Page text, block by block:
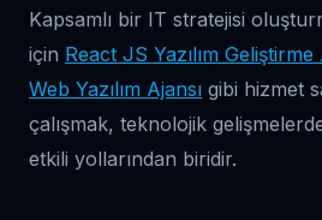
Kapsamlı bir IT stratejisi
için React JS Yazılım Geliştirme
Web Yazılım Ajansı gibi hizmet
çalışmak, teknolojik
etkili yollarından biridir.